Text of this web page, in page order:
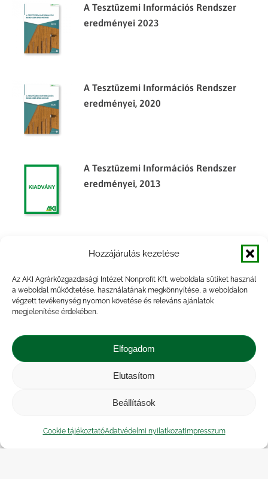
Hozzájárulás kezelése
Az AKI Agrárközgazdasági Intézet Nonprofit Kft. weboldala sütiket használ
a weboldal működtetése, használatának megkönnyítése, a weboldalon
végzett tevékenység nyomon követése és releváns ajánlatok
megjelenítése érdekében.
Elfogadom
Elutasítom
Beállítások
Cookie tájékoztatóAdatvédelmi nyilatkozatImpresszum
A Tesztüzemi Információs Rendszer
eredményei 2023
A Tesztüzemi Információs Rendszer
eredményei, 2020
A Tesztüzemi Információs Rendszer
eredményei, 2013
A Tesztüzemi Információs Rendszer
2007. évi eredményei
A tesztüzemi információs rendszer